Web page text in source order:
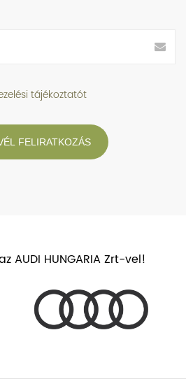
tájékoztatót
FELIRATKOZÁS
AUDI HUNGARIA Zrt-vel!